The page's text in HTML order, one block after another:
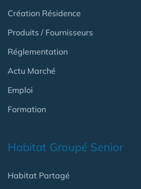
Création Résidence
Produits / Fournisseurs
Réglementation
Actu Marché
Emploi
Formation
Habitat Groupé Senior
Habitat Partagé